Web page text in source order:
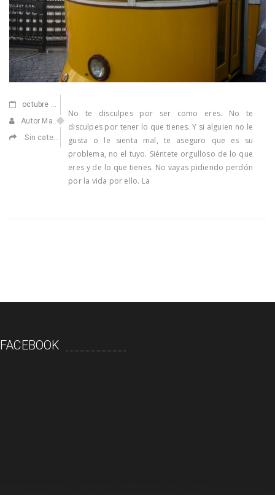
octubre
Autor Marisa Navarro
Sin categoría
No te disculpes por ser como eres. No te
disculpes por tener lo que tienes. Y si alguien no le
gusta o le sienta mal, te aseguro que es su
problema, no el tuyo. Siéntete orgulloso de lo que
eres y de lo que tienes. No vayas pidiendo perdón
por la vida por ello. La
FACEBOOK